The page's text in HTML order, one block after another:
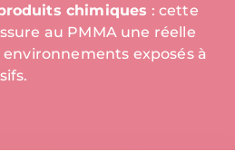
chimiques : cette
au PMMA une réelle
exposés à